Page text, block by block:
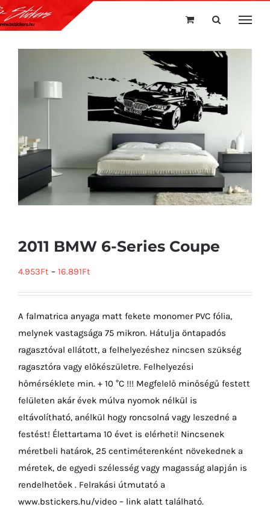
Kihagyás
2011 BMW 6-Series Coupe
4.953Ft – 16.891Ft
A falmatrica anyaga matt fekete monomer PVC fólia,
melynek vastagsága 75 mikron. Hátulja öntapadós
ragasztóval ellátott, a felhelyezéshez nincsen szükség
ragasztóra vagy előkészületre. Felhelyezési
hőmérséklete min. + 10 °C !!! Megfelelő minőségű festett
felületen akár évek múlva nyomok nélkül is
eltávolítható, anélkül hogy roncsolná vagy leszedné a
festést! Élettartama 10 évet is elérheti! Nincsenek
méretbeli határok, 25 centiméterenként növekednek a
méretek, de egyedi szélesség vagy magasság alapján is
rendelhetőek . Felrakási útmutató a
www.bstickers.hu/video – link alatt található.